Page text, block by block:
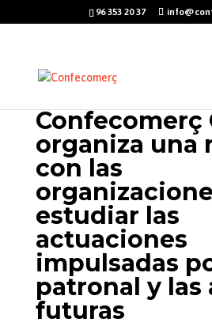
96 353 20 37
Confecomerç
organiza una
con las
estudiar las
actuaciones
impulsadas
patronal y las
futuras